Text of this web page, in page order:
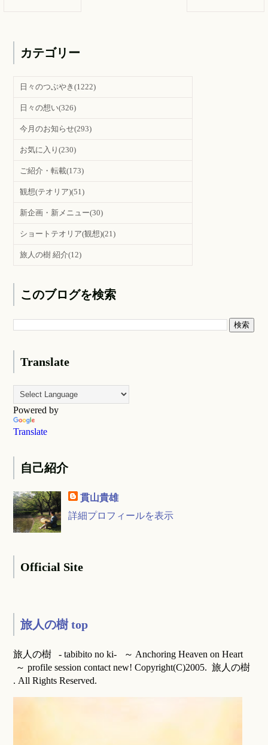
カテゴリー
日々のつぶやき(1222)
日々の想い(326)
今月のお知らせ(293)
お気に入り(230)
ご紹介・転載(173)
観想(テオリア)(51)
新企画・新メニュー(30)
ショートテオリア(観想)(21)
旅人の樹 紹介(12)
このブログを検索
Translate
Powered by
Translate
自己紹介
貫山貴雄
詳細プロフィールを表示
Official Site
旅人の樹 top
旅人の樹 - tabibito no ki- ～ Anchoring Heaven on Heart
～ profile session contact new! Copyright(C)2005. 旅人の樹
. All Rights Reserved.